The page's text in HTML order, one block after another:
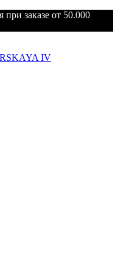
при заказе от 50.000